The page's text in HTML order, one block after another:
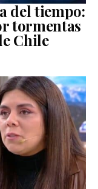
del tiempo:
tormentas
Chile